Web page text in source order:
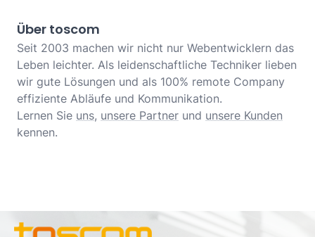
Über toscom
Seit 2003 machen wir nicht nur Webentwicklern das
Leben leichter. Als leidenschaftliche Techniker lieben
wir gute Lösungen und als 100% remote Company
effiziente Abläufe und Kommunikation.
Lernen Sie uns, unsere Partner und unsere Kunden
kennen.